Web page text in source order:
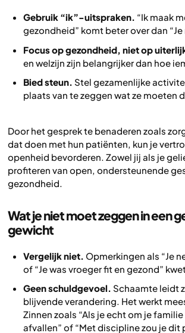
Gebruik “ik”-uitspraken. “Ik maak
gezondheid” komt beter over dan
Focus op gezondheid, niet op
en welzijn zijn belangrijker dan hoe
Bied steun. Stel gezamenlijke
plaats van te zeggen wat ze moeten
Door het gesprek te benaderen zoals
dat doen met hun patiënten, kun je
openheid bevorderen. Zowel jij als je
profiteren van open, ondersteunende
gezondheid.
Wat je niet moet zeggen in een
gewicht
Vergelijk niet. Opmerkingen als “Je
of “Je was vroeger fit en gezond”
Geen schuldgevoel. Schaamte leidt
blijvende verandering. Het werkt
Zinnen zoals “Als je echt om je
afvallen” of “Met discipline zou je dit